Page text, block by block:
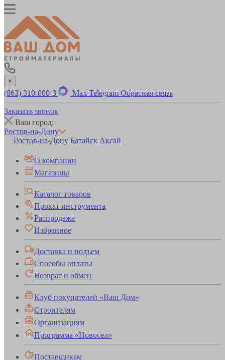
×
(863) 310-000-3 Max Telegram Обратная связь
Заказать звонок
Ваш город:
Ростов-на-Дону
Ростов-на-Дону Батайск Аксай
О компании
Магазины
Каталог товаров
Прокат инструмента
Распродажа
Избранное
Доставка и подъем
Способы оплаты
Возврат и обмен
Клуб покупателей «Ваш Дом»
Строителям
Организациям
Программа «Новосёл»
Поставщикам